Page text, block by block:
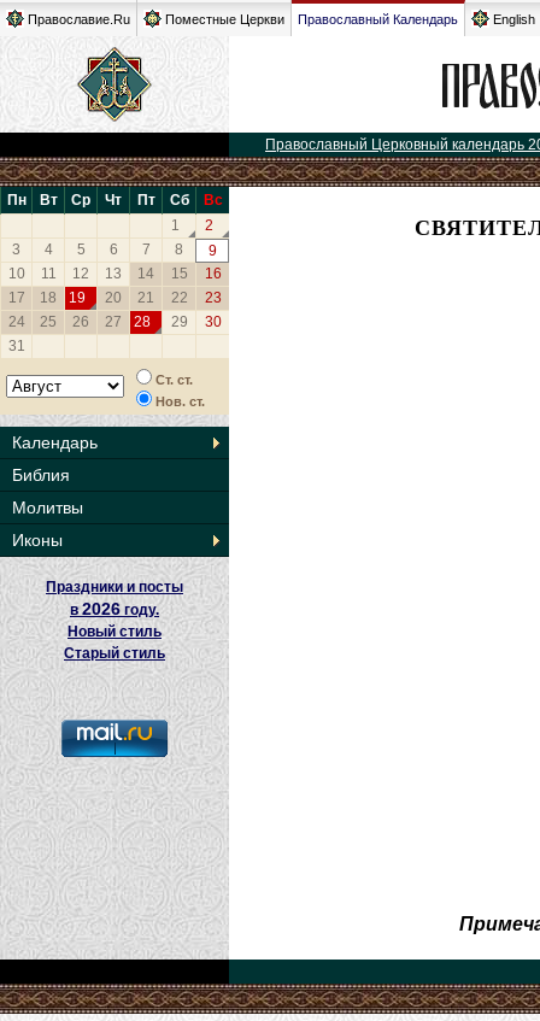
Православие.Ru Поместные Церкви Православный Календарь English
Православный Церковный календарь
Пн Вт Ср Чт Пт Сб
Вс
1
2
3
4 5 6 7 8
9
10
11 12 13 14 15
16
17
18 19 20 21 22
23
24
25 26 27 28 29
30
31
Ст. ст.
Нов. ст.
Календарь
Библия
Молитвы
Иконы
Праздники и посты
в2026 году.
Новый стиль
Старый стиль